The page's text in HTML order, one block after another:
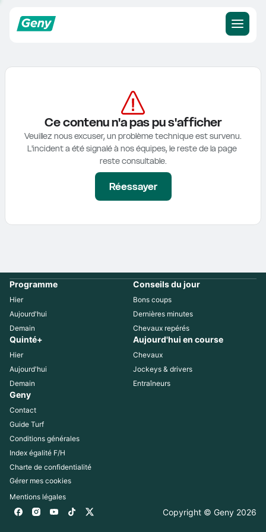
Ce contenu n'a pas pu s'afficher
Veuillez nous excuser, un problème technique est survenu.
L'incident a été signalé à nos équipes, le reste de la page
reste consultable.
Réessayer
Programme
Hier
Aujourd'hui
Demain
Conseils du jour
Bons coups
Dernières minutes
Chevaux repérés
Quinté+
Hier
Aujourd'hui
Demain
Aujourd'hui en course
Chevaux
Jockeys & drivers
Entraîneurs
Geny
Contact
Guide Turf
Conditions générales
Index égalité F/H
Charte de confidentialité
Gérer mes cookies
Mentions légales
Copyright © Geny 2026